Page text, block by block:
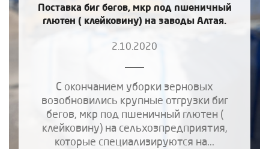
Поставка биг бегов, мкр под пшеничный
глютен ( клейковину) на заводы Алтая.
2.10.2020
С окончанием уборки зерновых
возобновились крупные отгрузки биг
бегов, мкр под пшеничный глютен (
клейковину) на сельхозпредприятия,
которые специализируются на...